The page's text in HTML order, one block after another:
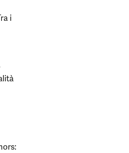
i